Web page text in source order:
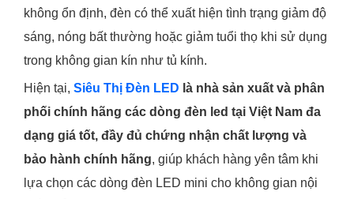
không ổn định, đèn có thể xuất hiện tình trạng giảm độ
sáng, nóng bất thường hoặc giảm tuổi thọ khi sử dụng
trong không gian kín như tủ kính.
Hiện tại, Siêu Thị Đèn LED là nhà sản xuất và phân
phối chính hãng các dòng đèn led tại Việt Nam đa
dạng giá tốt, đầy đủ chứng nhận chất lượng và
bảo hành chính hãng, giúp khách hàng yên tâm khi
lựa chọn các dòng đèn LED mini cho không gian nội